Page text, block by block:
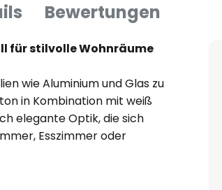
Bewertungen
für stilvolle Wohnräume
wie Aluminium und Glas zu
in Kombination mit weiß
elegante Optik, die sich
Esszimmer oder